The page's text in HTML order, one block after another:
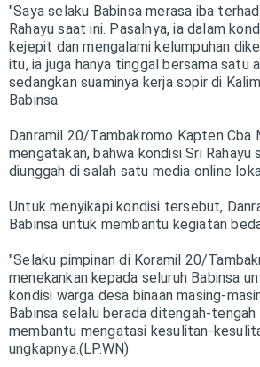
"Saya selaku Babinsa merasa iba
Rahayu saat ini. Pasalnya, ia dalam
kejepit dan mengalami kelumpuhan
itu, ia juga hanya tinggal bersama satu
sedangkan suaminya kerja sopir di
Babinsa.
Danramil 20/Tambakromo Kapten Cba
mengatakan, bahwa kondisi Sri Rahayu
diunggah di salah satu media online
Untuk menyikapi kondisi tersebut,
Babinsa untuk membantu kegiatan
"Selaku pimpinan di Koramil 20/
menekankan kepada seluruh Babinsa
kondisi warga desa binaan masing-
Babinsa selalu berada ditengah-tengah
membantu mengatasi kesulitan-
ungkapnya.(LP.WN)